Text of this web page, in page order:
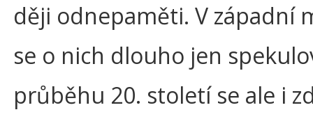
ději odnepaměti. V západní
se o nich dlouho jen
průběhu 20. století se ale i